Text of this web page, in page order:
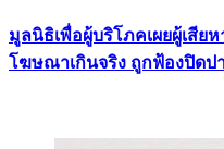
มูลนิธิเพื่อผู้บริโภคเผยผู้เสีย
โฆษณาเกินจริง ถูกฟ้องปิดป